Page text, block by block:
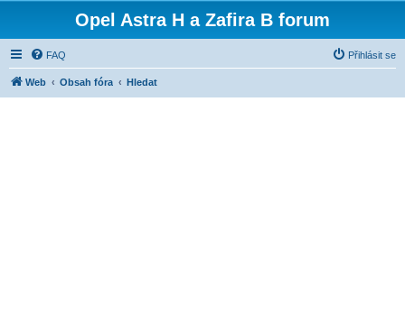
Opel Astra H a Zafira B forum
FAQ Přihlásit se
Web Obsah fóra Hledat